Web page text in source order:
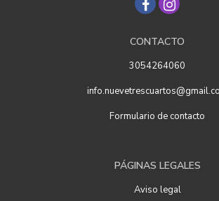
CONTACTO
3054264060
Formulario de contacto
PÁGINAS LEGALES
Aviso legal